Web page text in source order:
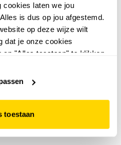
cookies laten we jou
is dus op jou afgestemd.
op deze wijze wilt
dat je onze cookies
"Alles toestaan" te klikken.
toestaan